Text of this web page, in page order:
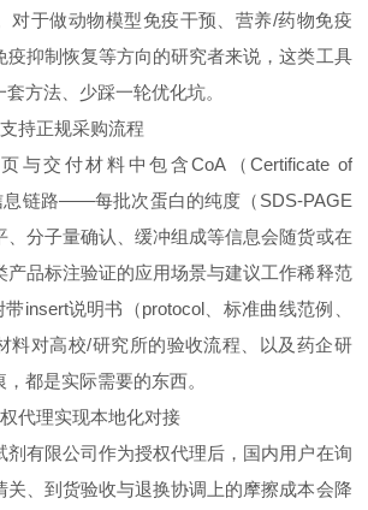
对于做动物模型免疫干预、营养/药物免疫
疫抑制恢复等方向的研究者来说，这类工具
方法、少踩一轮优化坑。
持正规采购流程
与交付材料中包含CoA（Certificate of
息链路——每批次蛋白的纯度（SDS‑PAGE
、分子量确认、缓冲组成等信息会随货或在
产品标注验证的应用场景与建议工作稀释范
insert说明书（protocol、标准曲线范例、
料对高校/研究所的验收流程、以及药企研
都是实际需要的东西。
代理实现本地化对接
剂有限公司作为授权代理后，国内用户在询
关、到货验收与退换协调上的摩擦成本会降